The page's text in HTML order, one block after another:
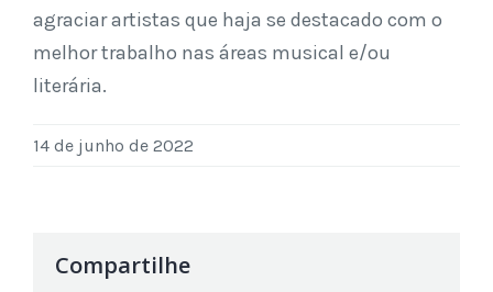
agraciar artistas que haja se destacado com o
melhor trabalho nas áreas musical e/ou
literária.
14 de junho de 2022
Compartilhe